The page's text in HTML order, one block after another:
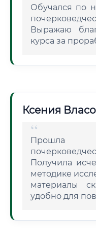
Обучался по
Выражаю
курса за
Ксения
Прошла
Получила
методике
материалы
удобно для